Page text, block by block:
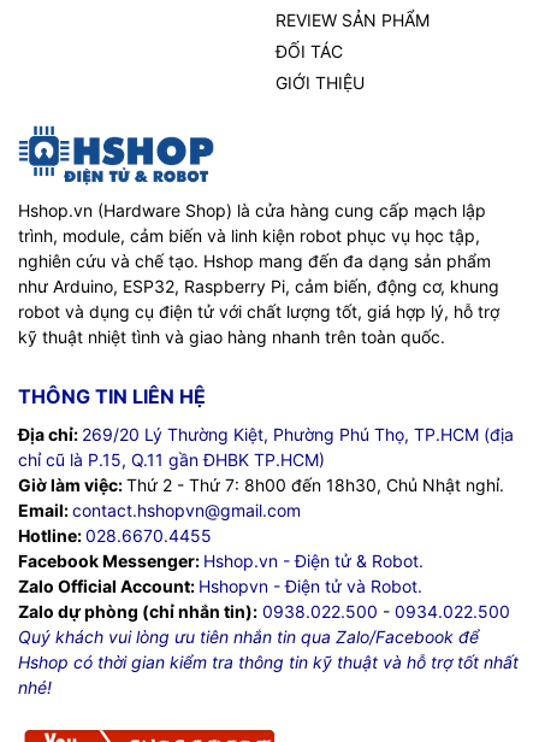
REVIEW SẢN PHẨM
ĐỐI TÁC
GIỚI THIỆU
Hshop.vn (Hardware Shop) là cửa hàng cung cấp mạch lập
trình, module, cảm biến và linh kiện robot phục vụ học tập,
nghiên cứu và chế tạo. Hshop mang đến đa dạng sản phẩm
như Arduino, ESP32, Raspberry Pi, cảm biến, động cơ, khung
robot và dụng cụ điện tử với chất lượng tốt, giá hợp lý, hỗ trợ
kỹ thuật nhiệt tình và giao hàng nhanh trên toàn quốc.
THÔNG TIN LIÊN HỆ
Địa chỉ: 269/20 Lý Thường Kiệt, Phường Phú Thọ, TP.HCM (địa
chỉ cũ là P.15, Q.11 gần ĐHBK TP.HCM)
Giờ làm việc:Thứ 2 - Thứ 7: 8h00 đến 18h30, Chủ Nhật nghỉ.
Email:contact.hshopvn@gmail.com
Hotline:028.6670.4455
Facebook Messenger: Hshop.vn - Điện tử & Robot.
Zalo Official Account: Hshopvn - Điện tử và Robot.
Zalo dự phòng (chỉ nhắn tin): 0938.022.500 - 0934.022.500
Quý khách vui lòng ưu tiên nhắn tin qua Zalo/Facebook để
Hshop có thời gian kiểm tra thông tin kỹ thuật và hỗ trợ tốt nhất
nhé!